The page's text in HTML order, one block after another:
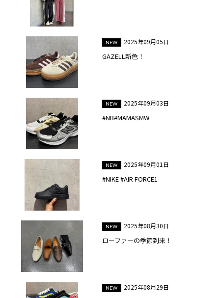
2025年09月05日
GAZELL新色！
2025年09月03日
#NB#MAMASMW
2025年09月01日
#NIKE #AIR FORCE1
2025年08月30日
ローファーの季節到来！
2025年08月29日